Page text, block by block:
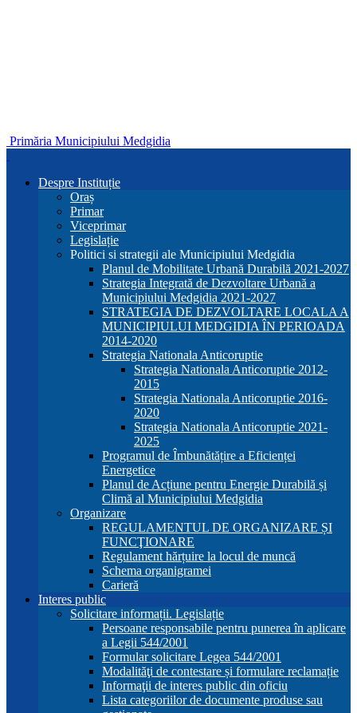
Primăria Municipiului Medgidia
Despre Instituție
Oraș
Primar
Viceprimar
Legislație
Politici si strategii ale Municipiului Medgidia
Planul de Mobilitate Urbană Durabilă 2021-2027
Strategia Integrată de Dezvoltare Urbană a
Municipiului Medgidia 2021-2027
STRATEGIA DE DEZVOLTARE LOCALA A
MUNICIPIULUI MEDGIDIA ÎN PERIOADA
2014-2020
Strategia Nationala Anticoruptie
Strategia Nationala Anticoruptie 2012-
2015
Strategia Nationala Anticoruptie 2016-
2020
Strategia Nationala Anticoruptie 2021-
2025
Programul de Îmbunătățire a Eficienței
Energetice
Planul de Acțiune pentru Energie Durabilă și
Climă al Municipiului Medgidia
Organizare
REGULAMENTUL DE ORGANIZARE ȘI
FUNCŢIONARE
Regulament hărțuire la locul de muncă
Schema organigramei
Carieră
Interes public
Solicitare informații. Legislație
Persoane responsabile pentru punerea în aplicare
a Legii 544/2001
Formular solicitare Legea 544/2001
Modalităţi de contestare și formulare reclamație
Informaţii de interes public din oficiu
Lista categoriilor de documente produse sau